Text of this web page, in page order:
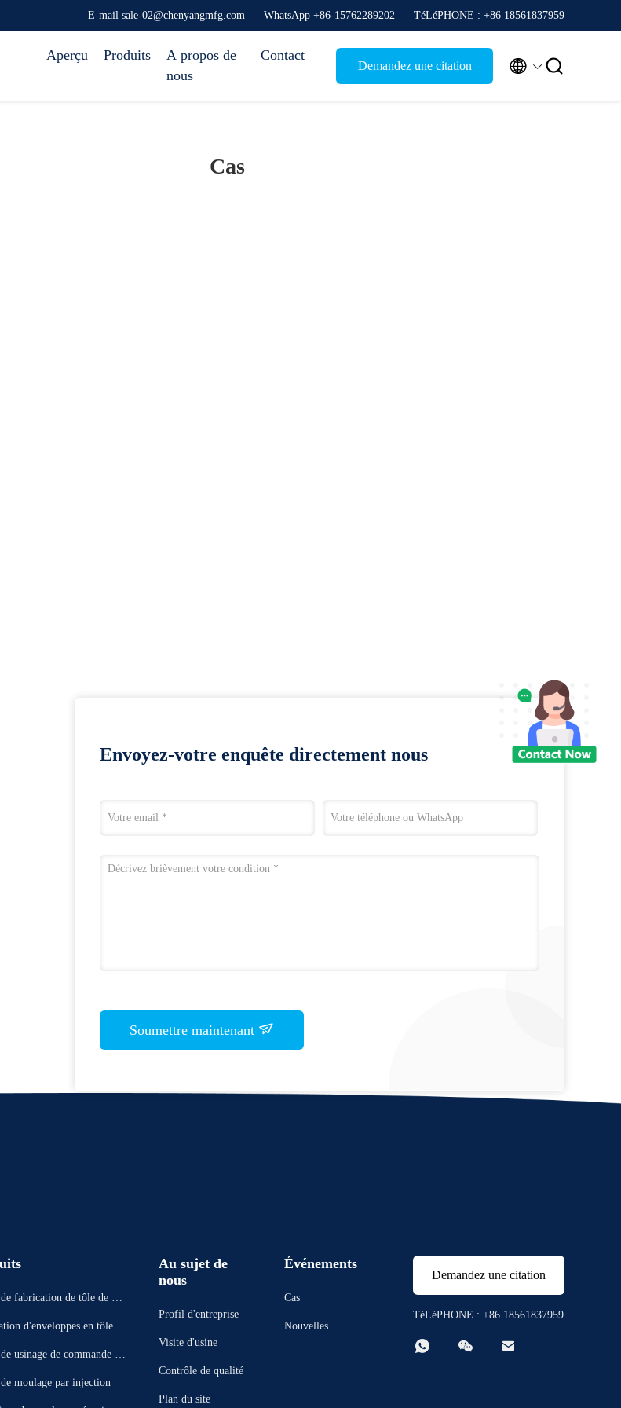
E-mail sale-02@chenyangmfg.com WhatsApp +86-15762289202 TéLéPHONE : +86 18561837959
Aperçu Produits
A propos de
nous
Contact
Demandez une citation  
Cas
Envoyez-votre enquête directement nous
Soumettre maintenant
fabrication de tôle de pré
d'enveloppes en tôle
usinage de commande nu
de moulage par injection
Au sujet de
nous
Profil d'entreprise
Visite d'usine
Contrôle de qualité
Plan du site
Événements
Cas
Nouvelles
Demandez une citation
TéLéPHONE : +86 18561837959
  